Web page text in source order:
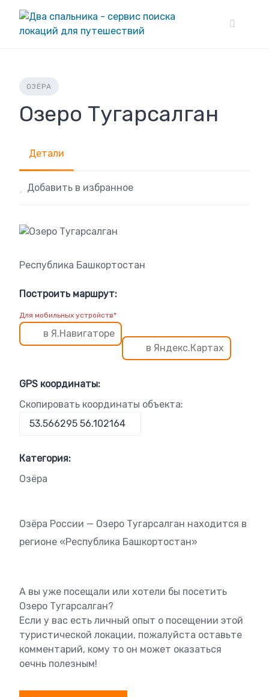
content
ОЗЁРА
Озеро Тугарсалган
Детали
Добавить в избранное
Республика Башкортостан
Построить маршрут:
Для мобильных устройств*
в Я.Навигаторе
в Яндекс.Картах
GPS координаты:
Скопировать координаты объекта:
Категория:
Озёра
Озёра России — Озеро Тугарсалган находится в
регионе «Республика Башкортостан»
А вы уже посещали или хотели бы посетить
Озеро Тугарсалган?
Если у вас есть личный опыт о посещении этой
туристической локации, пожалуйста оставьте
комментарий, кому то он может оказаться
оечнь полезным!